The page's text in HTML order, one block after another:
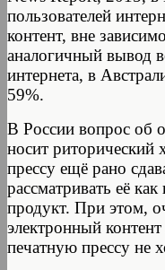
пользователей
контент, вне
аналогичный вывод
интернета, в
59%.
В России вопрос об
носит риторический
прессу ещё рано
рассматривать её
продукт. При этом,
электронный
печатную прессу не